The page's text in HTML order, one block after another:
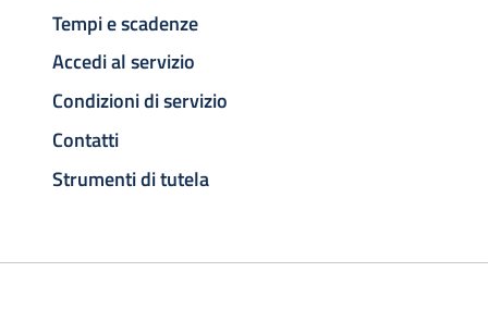
Tempi e scadenze
Accedi al servizio
Condizioni di servizio
Contatti
Strumenti di tutela